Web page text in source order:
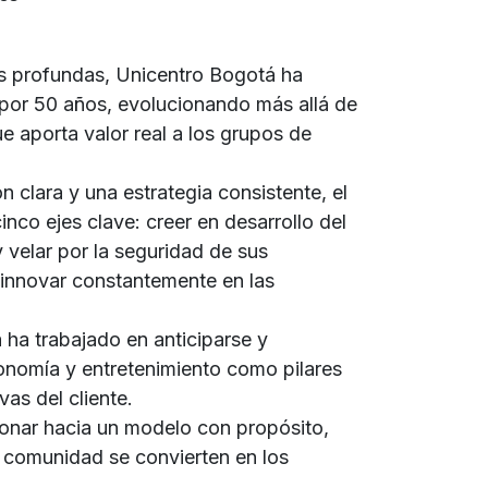
profundas, Unicentro Bogotá ha
50 años, evolucionando más allá de
aporta valor real a los grupos de
clara y una estrategia consistente, el
ejes clave: creer en desarrollo del
por la seguridad de sus
constantemente en las
trabajado en anticiparse y
y entretenimiento como pilares
del cliente.
hacia un modelo con propósito,
se convierten en los